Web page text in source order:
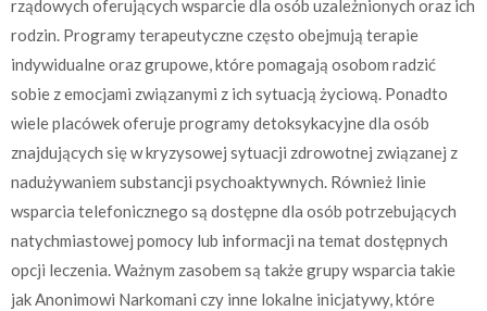
rządowych oferujących wsparcie dla osób uzależnionych oraz ich
rodzin. Programy terapeutyczne często obejmują terapie
indywidualne oraz grupowe, które pomagają osobom radzić
sobie z emocjami związanymi z ich sytuacją życiową. Ponadto
wiele placówek oferuje programy detoksykacyjne dla osób
znajdujących się w kryzysowej sytuacji zdrowotnej związanej z
nadużywaniem substancji psychoaktywnych. Również linie
wsparcia telefonicznego są dostępne dla osób potrzebujących
natychmiastowej pomocy lub informacji na temat dostępnych
opcji leczenia. Ważnym zasobem są także grupy wsparcia takie
jak Anonimowi Narkomani czy inne lokalne inicjatywy, które